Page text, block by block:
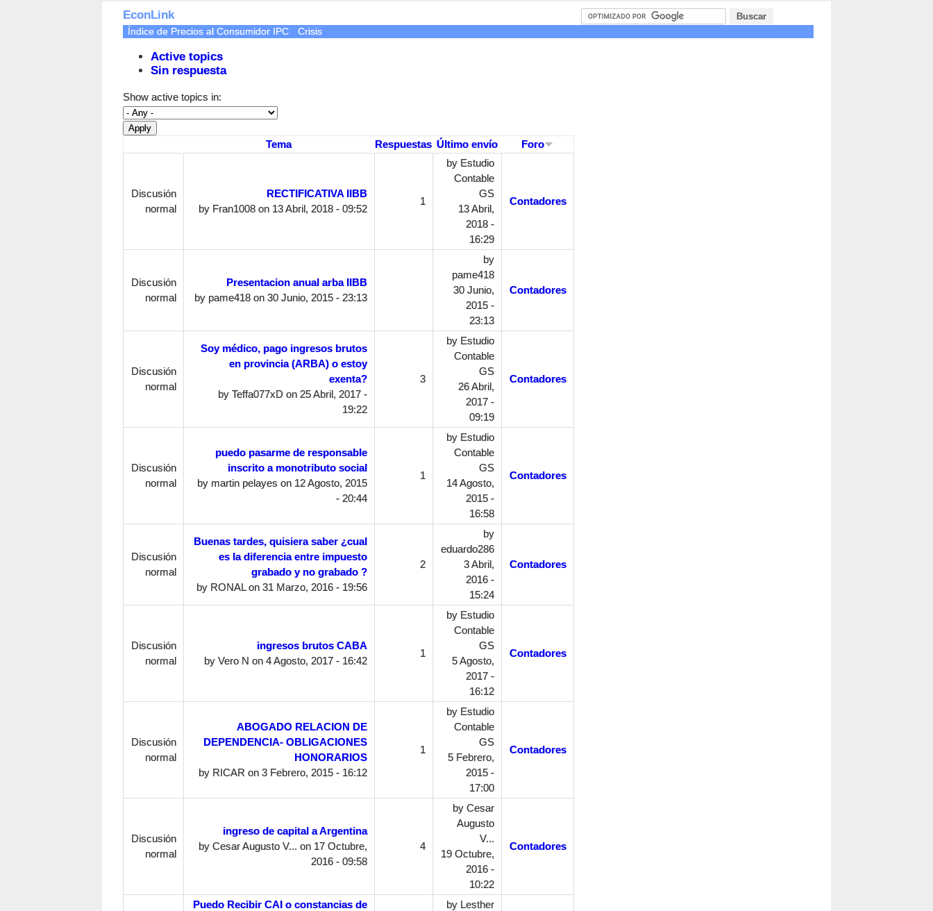
EconLink
Active topics
Sin respuesta
Índice de Precios al Consumidor IPC Crisis
Show active topics in:
Tema Respuestas Último envío Foro
Discusión
normal
RECTIFICATIVA IIBB
by Fran1008on 13 Abril, 2018 - 09:52
1
by Estudio
Contable
GS
13 Abril,
2018 -
16:29
Contadores
Discusión
normal
Presentacion anual arba IIBB
by pame418on 30 Junio, 2015 - 23:13
by
pame418
30 Junio,
2015 -
23:13
Contadores
Discusión
normal
Soy médico, pago ingresos brutos
en provincia (ARBA) o estoy
exenta?
by Teffa077xDon 25 Abril, 2017 -
19:22
3
by Estudio
Contable
GS
26 Abril,
2017 -
09:19
Contadores
Discusión
normal
puedo pasarme de responsable
inscrito a monotributo social
by martin pelayes on 12 Agosto, 2015
- 20:44
1
by Estudio
Contable
GS
14 Agosto,
2015 -
16:58
Contadores
Discusión
normal
Buenas tardes, quisiera saber ¿cual
es la diferencia entre impuesto
grabado y no grabado ?
by RONALon 31 Marzo, 2016 - 19:56
2
by
eduardo286
3 Abril,
2016 -
15:24
Contadores
Discusión
normal
ingresos brutos CABA
by Vero N on 4 Agosto, 2017 - 16:42
1
by Estudio
Contable
GS
5 Agosto,
2017 -
16:12
Contadores
Discusión
normal
ABOGADO RELACION DE
DEPENDENCIA- OBLIGACIONES
HONORARIOS
by RICAR on 3 Febrero, 2015 - 16:12
1
by Estudio
Contable
GS
5 Febrero,
2015 -
17:00
Contadores
Discusión
normal
ingreso de capital a Argentina
by Cesar Augusto V... on 17 Octubre,
2016 - 09:58
4
by Cesar
Augusto
V...
19 Octubre,
2016 -
10:22
Contadores
Puedo Recibir CAI o constancias de
by Lesther